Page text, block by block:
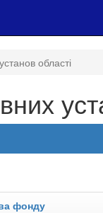
області
фонду